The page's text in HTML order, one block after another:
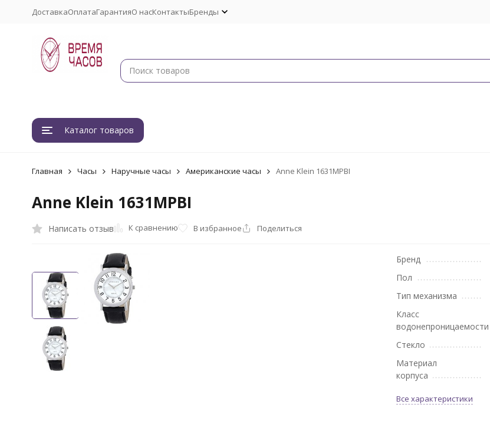
ДоставкаОплатаГарантияО насКонтактыБренды
Каталог товаров
Главная Часы Наручные часы Американские часы Anne Klein 1631MPBI
Anne Klein 1631MPBI
Написать отзыв К сравнению В избранное Поделиться
Бренд
Пол
Тип механизма
Класс
водонепроницаемости
Стекло
Материал
корпуса
Все характеристики